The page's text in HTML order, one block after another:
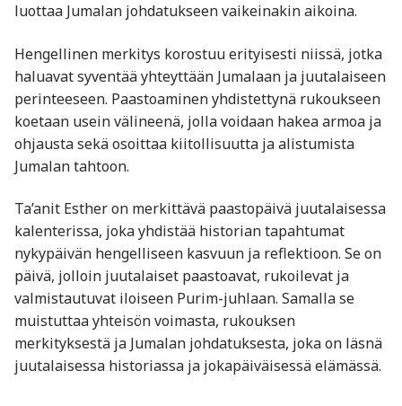
luottaa Jumalan johdatukseen vaikeinakin aikoina.
Hengellinen merkitys korostuu erityisesti niissä, jotka
haluavat syventää yhteyttään Jumalaan ja juutalaiseen
perinteeseen. Paastoaminen yhdistettynä rukoukseen
koetaan usein välineenä, jolla voidaan hakea armoa ja
ohjausta sekä osoittaa kiitollisuutta ja alistumista
Jumalan tahtoon.
Ta’anit Esther on merkittävä paastopäivä juutalaisessa
kalenterissa, joka yhdistää historian tapahtumat
nykypäivän hengelliseen kasvuun ja reflektioon. Se on
päivä, jolloin juutalaiset paastoavat, rukoilevat ja
valmistautuvat iloiseen Purim-juhlaan. Samalla se
muistuttaa yhteisön voimasta, rukouksen
merkityksestä ja Jumalan johdatuksesta, joka on läsnä
juutalaisessa historiassa ja jokapäiväisessä elämässä.